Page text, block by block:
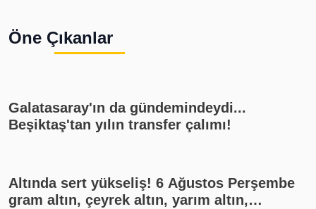
Öne Çıkanlar
Galatasaray'ın da gündemindeydi...
Beşiktaş'tan yılın transfer çalımı!
Altında sert yükseliş! 6 Ağustos Perşembe
gram altın, çeyrek altın, yarım altın,